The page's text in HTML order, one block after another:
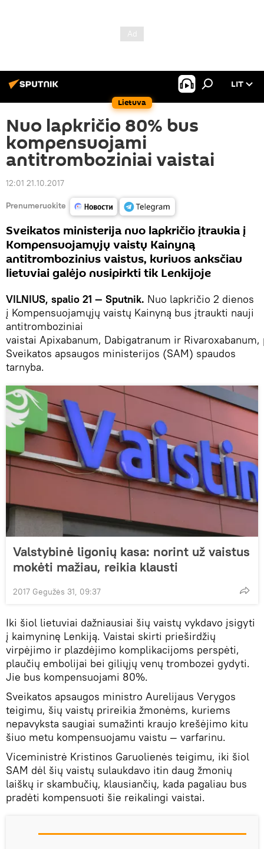
Lietuva
LIT
Nuo lapkričio 80% bus
kompensuojami
antitromboziniai vaistai
12:01 21.10.2017
Prenumeruokite
Sveikatos ministerija nuo lapkričio įtraukia į
Kompensuojamųjų vaistų Kainyną
antitrombozinius vaistus, kuriuos anksčiau
lietuviai galėjo nusipirkti tik Lenkijoje
VILNIUS, spalio 21 — Sputnik. Nuo lapkričio 2 dienos
į Kompensuojamųjų vaistų Kainyną bus įtraukti nauji
antitromboziniai
vaistai Apixabanum, Dabigatranum ir Rivaroxabanum,
Sveikatos apsaugos ministerijos (SAM) spaudos
tarnyba.
Valstybinė ligonių kasa: norint už vaistus
mokėti mažiau, reikia klausti
2017 Gegužės 31, 09:37
Iki šiol lietuviai dažniausiai šių vaistų vykdavo įsigyti
į kaimyninę Lenkiją. Vaistai skirti prieširdžių
virpėjimo ir plazdėjimo komplikacijoms perspėti,
plaučių embolijai bei giliųjų venų trombozei gydyti.
Jie bus kompensuojami 80%.
Sveikatos apsaugos ministro Aurelijaus Verygos
teigimu, šių vaistų prireikia žmonėms, kuriems
nepavyksta saugiai sumažinti kraujo krešėjimo kitu
šiuo metu kompensuojamu vaistu — varfarinu.
Viceministrė Kristinos Garuolienės teigimu, iki šiol
SAM dėl šių vaistų sulaukdavo itin daug žmonių
laiškų ir skambučių, klausiančių, kada pagaliau bus
pradėti kompensuoti šie reikalingi vaistai.